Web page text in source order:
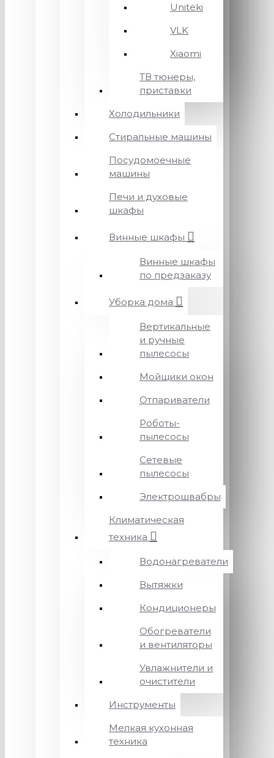
Uniteki
VLK
Xiaomi
ТВ тюнеры,
приставки
Холодильники
Стиральные машины
Посудомоечные
машины
Печи и духовые
шкафы
Винные шкафы
Винные шкафы
по предзаказу
Уборка дома
Вертикальные
и ручные
пылесосы
Мойщики окон
Отпариватели
Роботы-
пылесосы
Сетевые
пылесосы
Электрошвабры
Климатическая
техника
Водонагреватели
Вытяжки
Кондиционеры
Обогреватели
и вентиляторы
Увлажнители и
очистители
Инструменты
Мелкая кухонная
техника